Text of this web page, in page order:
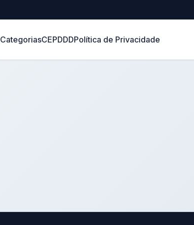
CategoriasCEPDDDPolítica de Privacidade